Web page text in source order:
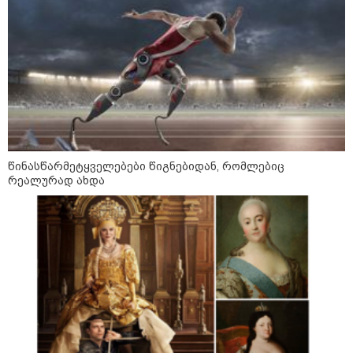
10:58 / 06-08-2026
"დადგება დრო და თქვენი დღევანდელი
წინასწარმეტყველებები წიგნებიდან, რომლებიც
რეალურად ახდა